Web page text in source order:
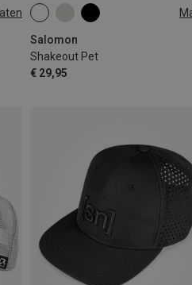
Salomon
Shakeout Pet
€ 29,95
M|S